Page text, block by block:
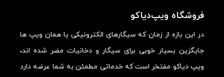
فروشگاه ویپ‌دیاکو
در این بازه از زمان که سیگارهای الکترونیکی یا همان ویپ ها
جایگزین بسیار خوبی برای سیگار و دخانیات مضر شده اند،
ویپ دیاکو مفتخر است که خدماتی مطمئن به شما عرضه دارد